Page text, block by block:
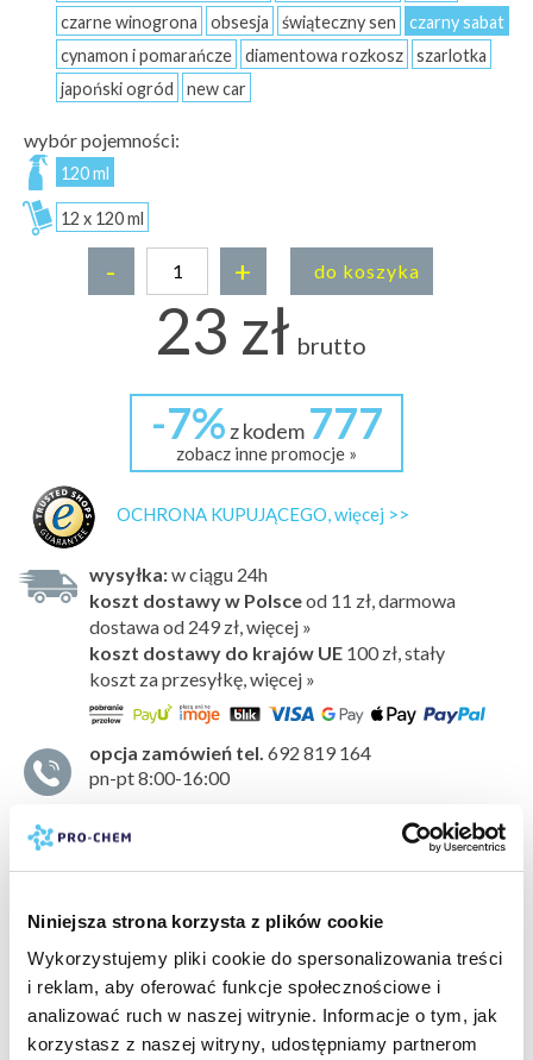
Niniejsza strona korzysta z plików cookie
Wykorzystujemy pliki cookie do spersonalizowania treści
i reklam, aby oferować funkcje społecznościowe i
analizować ruch w naszej witrynie. Informacje o tym, jak
korzystasz z naszej witryny, udostępniamy partnerom
czarne winogrona
obsesja świąteczny sen
czarny sabat
cynamon i pomarańcze
diamentowa rozkosz
szarlotka
japoński ogród
new car
wybór pojemności:
120 ml
12 x 120 ml
- + do koszyka
23 zł brutto
-7% z kodem 777
zobacz inne promocje »
OCHRONA KUPUJĄCEGO, więcej >>
wysyłka:w ciągu 24h
koszt dostawy w Polsceod 11 zł, darmowa
dostawa od 249 zł, więcej »
koszt dostawy do krajów UE 100 zł, stały
koszt za przesyłkę, więcej »
opcja zamówień tel. 692 819 164
pn-pt 8:00-16:00
Odświeżacz powietrza, który doskonale sprawdza się jako
środek
do niwelowania nieprzyjemnego zapachu.
samochodzie czy szafie. Bardzo wydajny i wygodny
Nie zostawia plam.
Kompozycja zapachowa
Tajemniczy, intrygujący zapach, łączący mroczne nuty
pokaż więcej »
bezpieczeństwo:
karta charakterystyki